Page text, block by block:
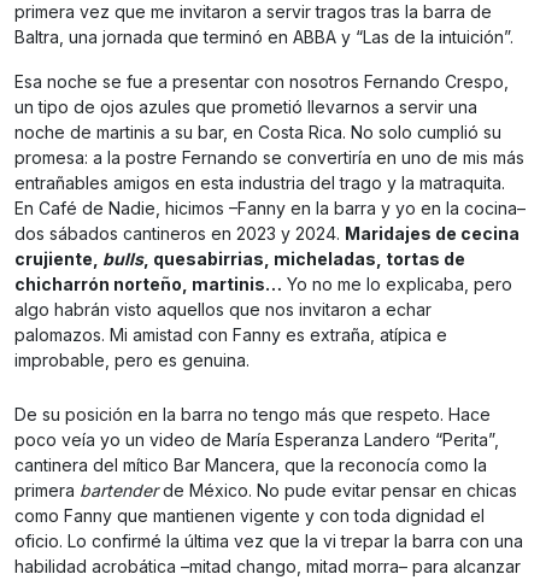
primera vez que me invitaron a servir tragos tras la barra de
Baltra, una jornada que terminó en ABBA y “Las de la intuición”.
Esa noche se fue a presentar con nosotros Fernando Crespo,
un tipo de ojos azules que prometió llevarnos a servir una
noche de martinis a su bar, en Costa Rica. No solo cumplió su
promesa: a la postre Fernando se convertiría en uno de mis más
entrañables amigos en esta industria del trago y la matraquita.
En Café de Nadie, hicimos –Fanny en la barra y yo en la cocina–
dos sábados cantineros en 2023 y 2024. Maridajes de cecina
crujiente, bulls, quesabirrias, micheladas, tortas de
chicharrón norteño, martinis… Yo no me lo explicaba, pero
algo habrán visto aquellos que nos invitaron a echar
palomazos. Mi amistad con Fanny es extraña, atípica e
improbable, pero es genuina.
De su posición en la barra no tengo más que respeto. Hace
poco veía yo un video de María Esperanza Landero “Perita”,
cantinera del mítico Bar Mancera, que la reconocía como la
primera bartenderde México. No pude evitar pensar en chicas
como Fanny que mantienen vigente y con toda dignidad el
oficio. Lo confirmé la última vez que la vi trepar la barra con una
habilidad acrobática –mitad chango, mitad morra– para alcanzar